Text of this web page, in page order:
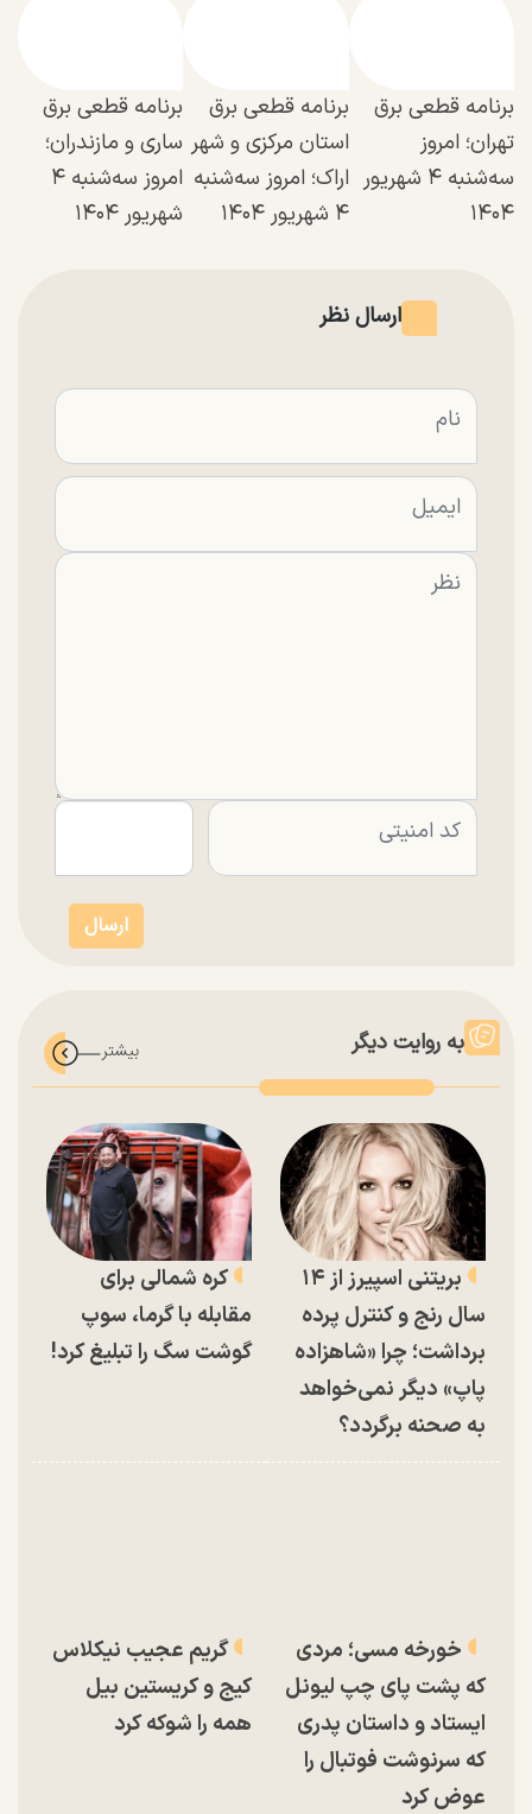
برنامه قطعی برق
تهران؛ امروز
سه‌شنبه ۴ شهریور
۱۴۰۴
برنامه قطعی برق
استان مرکزی و شهر
اراک؛ امروز سه‌شنبه
۴ شهریور ۱۴۰۴
برنامه قطعی برق
ساری و مازندران؛
امروز سه‌شنبه ۴
شهریور ۱۴۰۴
ارسال نظر
به روایت دیگر
بریتنی اسپیرز از ۱۴
سال رنج و کنترل پرده
برداشت؛ چرا «شاهزاده
پاپ» دیگر نمی‌خواهد
به صحنه برگردد؟
کره شمالی برای
مقابله با گرما، سوپ
گوشت سگ را تبلیغ کرد!
خورخه مسی؛ مردی
که پشت پای چپ لیونل
ایستاد و داستان پدری
که سرنوشت فوتبال را
عوض کرد
گریم عجیب نیکلاس
کیج و کریستین بیل
همه را شوکه کرد